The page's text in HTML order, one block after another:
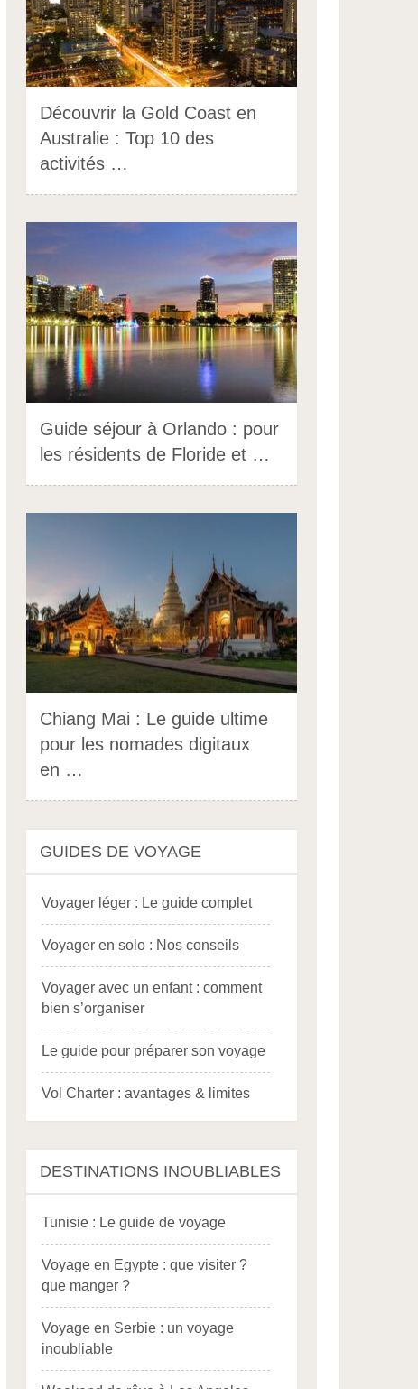
Découvrir la Gold Coast en
Australie : Top 10 des
activités …
Guide séjour à Orlando : pour
les résidents de Floride et …
Chiang Mai : Le guide ultime
pour les nomades digitaux
en …
GUIDES DE VOYAGE
Voyager léger : Le guide complet
Voyager en solo : Nos conseils
Voyager avec un enfant : comment
bien s’organiser
Le guide pour préparer son voyage
Vol Charter : avantages & limites
DESTINATIONS INOUBLIABLES
Tunisie : Le guide de voyage
Voyage en Egypte : que visiter ?
que manger ?
Voyage en Serbie : un voyage
inoubliable